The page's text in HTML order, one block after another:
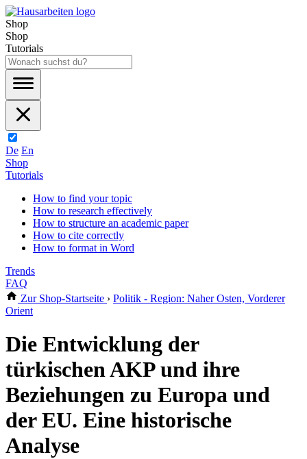
Shop
Shop
Tutorials
De En
Shop
Tutorials
How to find your topic
How to research effectively
How to structure an academic paper
How to cite correctly
How to format in Word
Trends
FAQ
Zur Shop-Startseite › Politik - Region: Naher Osten, Vorderer
Orient
Die Entwicklung der
türkischen AKP und ihre
Beziehungen zu Europa und
der EU. Eine historische
Analyse